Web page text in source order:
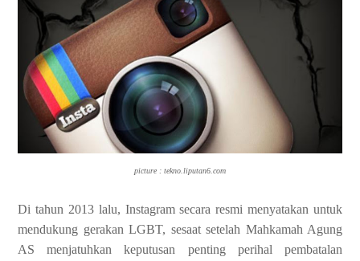
picture : tekno.liputan6.com
Di tahun 2013 lalu, Instagram secara resmi menyatakan untuk
mendukung gerakan LGBT, sesaat setelah Mahkamah Agung
AS menjatuhkankeputusan penting perihal pembatalan